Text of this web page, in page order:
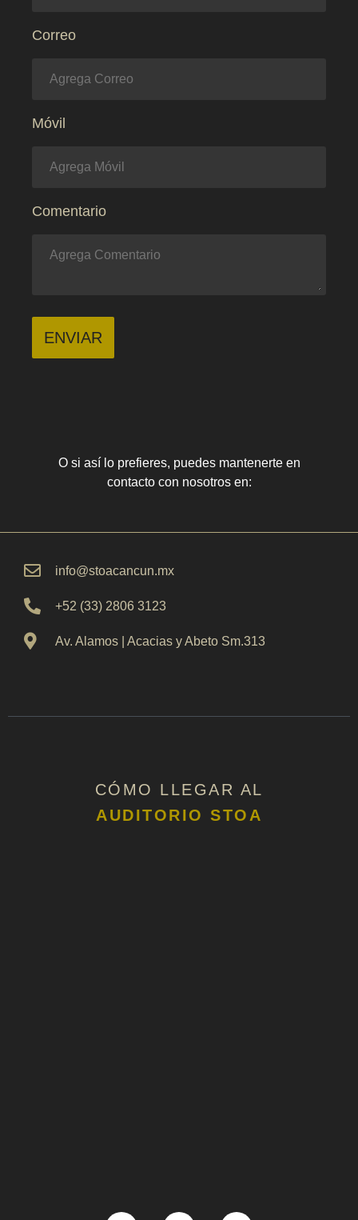
Correo
Móvil
Comentario
ENVIAR
O si así lo prefieres, puedes mantenerte en
contacto con nosotros en:
info@stoacancun.mx
+52 (33) 2806 3123
Av. Alamos | Acacias y Abeto Sm.313
CÓMO LLEGAR AL
AUDITORIO STOA